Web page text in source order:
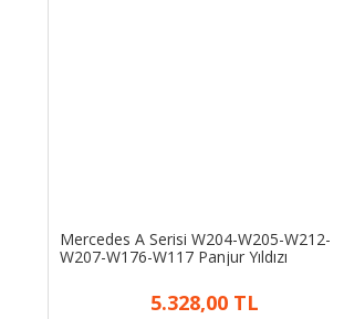
Mercedes A Serisi W204-W205-W212-
W207-W176-W117 Panjur Yıldızı
5.328,00 TL